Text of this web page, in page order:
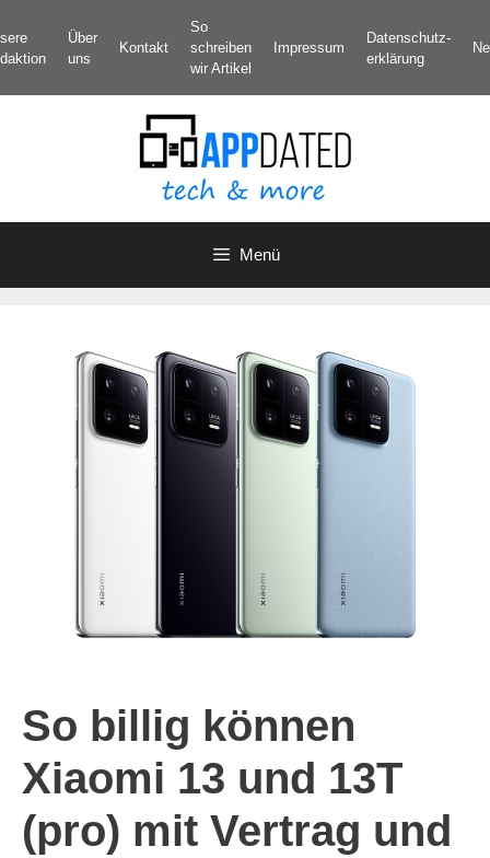
Inhalt
springen
Über
uns
Kontakt
So
schreiben
wir Artikel
Impressum
Datenschutz­
erklärung
Menü
So billig können
Xiaomi 13 und 13T
(pro) mit Vertrag und